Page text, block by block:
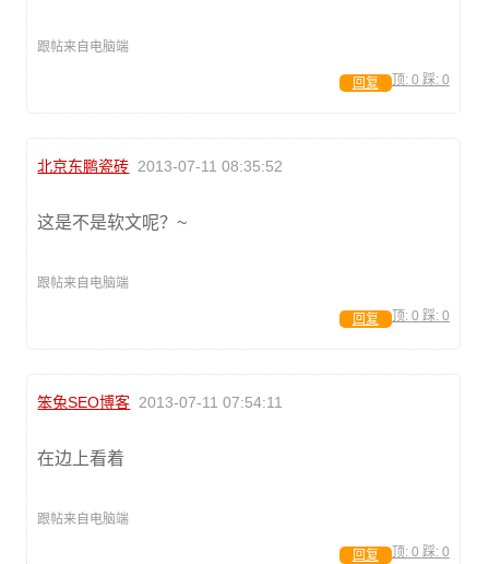
跟帖来自电脑端
顶: 0 踩: 0
回复
北京东鹏瓷砖 2013-07-11 08:35:52
这是不是软文呢？~
跟帖来自电脑端
顶: 0 踩: 0
回复
笨兔SEO博客 2013-07-11 07:54:11
在边上看着
跟帖来自电脑端
顶: 0 踩: 0
回复